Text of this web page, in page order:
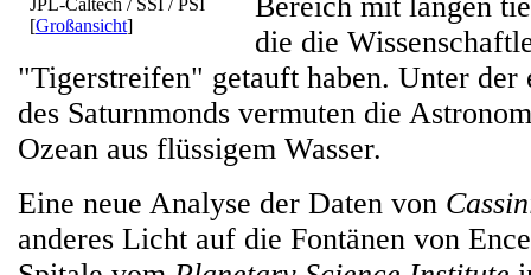
JPL-Caltech / SSI / PSI
[Großansicht]
die die
"Tigerstreifen" getauft haben. Unter der
des Saturnmonds vermuten die
Ozean aus flüssigem Wasser.
Eine neue Analyse der Daten von
anderes Licht auf die Fontänen von